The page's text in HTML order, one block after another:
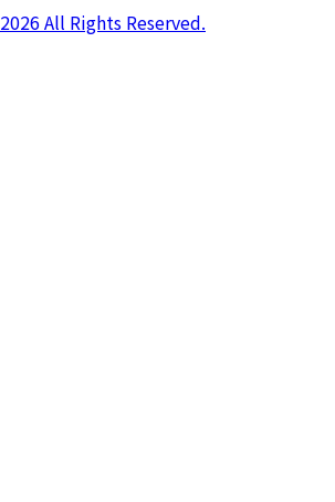
All Rights Reserved.